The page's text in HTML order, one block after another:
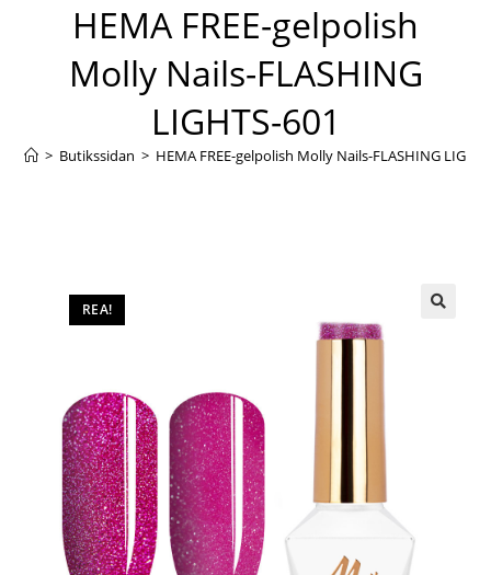
HEMA FREE-gelpolish
Molly Nails-FLASHING
LIGHTS-601
> Butikssidan > HEMA FREE-gelpolish Molly Nails-FLASHING
REA!